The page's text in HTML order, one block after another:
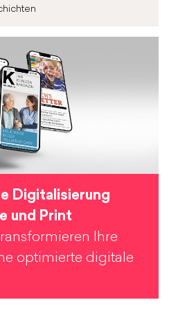
Digitalisierung
und Print
Ihre
optimierte digitale